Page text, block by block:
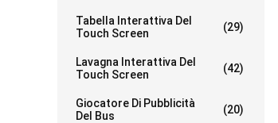
Tabella Interattiva Del
Touch Screen
(29)
Lavagna Interattiva Del
Touch Screen
(42)
Giocatore Di Pubblicità
Del Bus
(20)